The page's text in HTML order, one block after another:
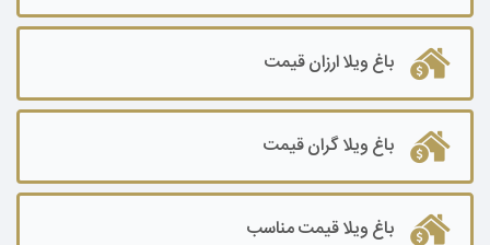
باغ ویلا ارزان قیمت
باغ ویلا گران قیمت
باغ ویلا قیمت مناسب